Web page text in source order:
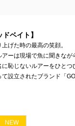
ベイト】
げた時の最高の笑顔。
ーは現場で魚に聞きなが
に恥じないルアーをひと
設立されたブランド「
NEW